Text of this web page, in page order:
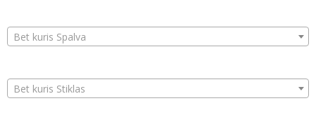
Bet kuris Spalva
Bet kuris Stiklas